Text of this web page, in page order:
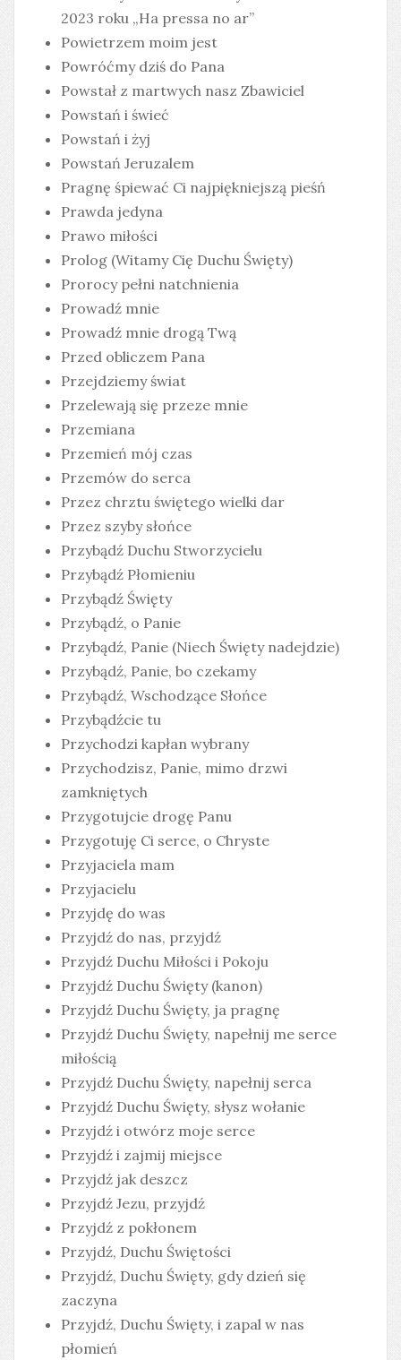
2023 roku „Ha pressa no ar”
Powietrzem moim jest
Powróćmy dziś do Pana
Powstał z martwych nasz Zbawiciel
Powstań i świeć
Powstań i żyj
Powstań Jeruzalem
Pragnę śpiewać Ci najpiękniejszą pieśń
Prawda jedyna
Prawo miłości
Prolog (Witamy Cię Duchu Święty)
Prorocy pełni natchnienia
Prowadź mnie
Prowadź mnie drogą Twą
Przed obliczem Pana
Przejdziemy świat
Przelewają się przeze mnie
Przemiana
Przemień mój czas
Przemów do serca
Przez chrztu świętego wielki dar
Przez szyby słońce
Przybądź Duchu Stworzycielu
Przybądź Płomieniu
Przybądź Święty
Przybądź, o Panie
Przybądź, Panie (Niech Święty nadejdzie)
Przybądź, Panie, bo czekamy
Przybądź, Wschodzące Słońce
Przybądźcie tu
Przychodzi kapłan wybrany
Przychodzisz, Panie, mimo drzwi
zamkniętych
Przygotujcie drogę Panu
Przygotuję Ci serce, o Chryste
Przyjaciela mam
Przyjacielu
Przyjdę do was
Przyjdź do nas, przyjdź
Przyjdź Duchu Miłości i Pokoju
Przyjdź Duchu Święty (kanon)
Przyjdź Duchu Święty, ja pragnę
Przyjdź Duchu Święty, napełnij me serce
miłością
Przyjdź Duchu Święty, napełnij serca
Przyjdź Duchu Święty, słysz wołanie
Przyjdź i otwórz moje serce
Przyjdź i zajmij miejsce
Przyjdź jak deszcz
Przyjdź Jezu, przyjdź
Przyjdź z pokłonem
Przyjdź, Duchu Świętości
Przyjdź, Duchu Święty, gdy dzień się
zaczyna
Przyjdź, Duchu Święty, i zapal w nas
płomień